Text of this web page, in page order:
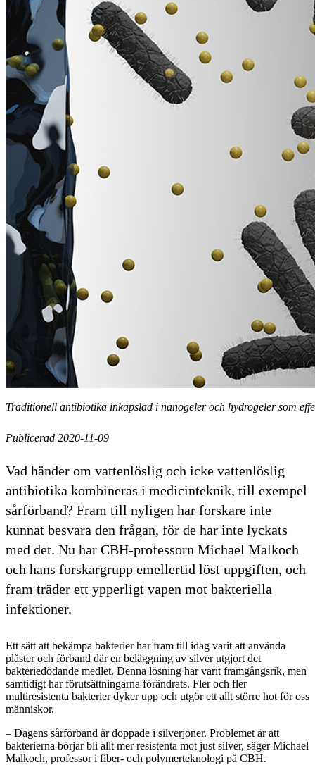
Traditionell antibiotika inkapslad i nanogeler och hydrogeler som
Publicerad 2020-11-09
Vad händer om vattenlöslig och icke vattenlöslig
antibiotika kombineras i medicinteknik, till exempel
sårförband? Fram till nyligen har forskare inte
kunnat besvara den frågan, för de har inte lyckats
med det. Nu har CBH-professorn Michael Malkoch
och hans forskargrupp emellertid löst uppgiften, och
fram träder ett ypperligt vapen mot bakteriella
infektioner.
Ett sätt att bekämpa bakterier har fram till idag varit att använda
plåster och förband där en beläggning av silver utgjort det
bakteriedödande medlet. Denna lösning har varit framgångsrik, men
samtidigt har förutsättningarna förändrats. Fler och fler
multiresistenta bakterier dyker upp och utgör ett allt större hot för oss
människor.
– Dagens sårförband är doppade i silverjoner. Problemet är att
bakterierna börjar bli allt mer resistenta mot just silver, säger Michael
Malkoch, professor i fiber- och polymerteknologi på CBH.